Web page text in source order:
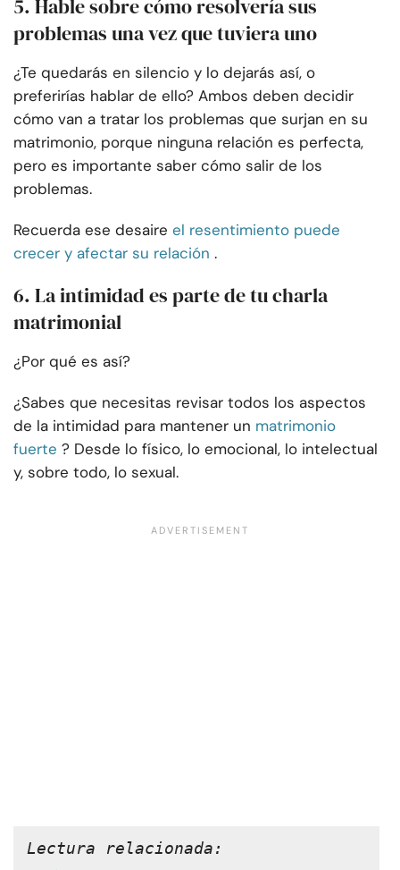
5. Hable sobre cómo resolvería sus
problemas una vez que tuviera uno
¿Te quedarás en silencio y lo dejarás así, o
preferirías hablar de ello? Ambos deben decidir
cómo van a tratar los problemas que surjan en su
matrimonio, porque ninguna relación es perfecta,
pero es importante saber cómo salir de los
problemas.
Recuerda ese desaire el resentimiento puede
crecer y afectar su relación .
6. La intimidad es parte de tu charla
matrimonial
¿Por qué es así?
¿Sabes que necesitas revisar todos los aspectos
de la intimidad para mantener un matrimonio
fuerte ? Desde lo físico, lo emocional, lo intelectual
y, sobre todo, lo sexual.
Lectura relacionada: